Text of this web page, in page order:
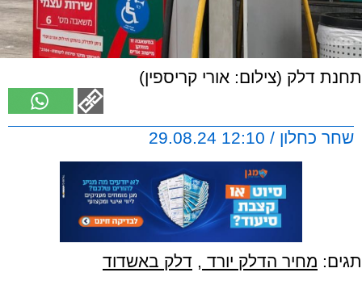
תחנת דלק (צילום: אורי קריספין)
שחר כחלון / 12:10 29.08.24
תגים: מחיר הדלק יורד , דלק באשדוד